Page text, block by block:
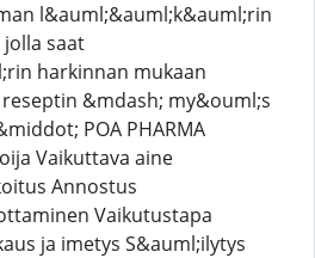
l&auml;&auml;k&auml;rin
saat
harkinnan mukaan
&mdash; my&ouml;s
POA PHARMA
Vaikuttava aine
Annostus
Vaikutustapa
ja imetys S&auml;ilytys